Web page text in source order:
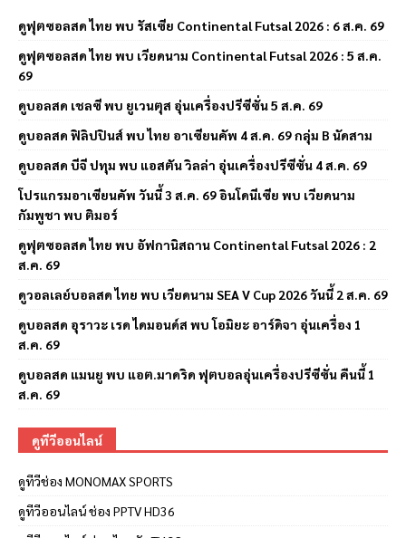
ดูฟุตซอลสด ไทย พบ รัสเซีย Continental Futsal 2026 : 6 ส.ค. 69
ดูฟุตซอลสด ไทย พบ เวียดนาม Continental Futsal 2026 : 5 ส.ค.
69
ดูบอลสด เชลซี พบ ยูเวนตุส อุ่นเครื่องปรีซีซั่น 5 ส.ค. 69
ดูบอลสด ฟิลิปปินส์ พบ ไทย อาเซียนคัพ 4 ส.ค. 69 กลุ่ม B นัดสาม
ดูบอลสด บีจี ปทุม พบ แอสตัน วิลล่า อุ่นเครื่องปรีซีซั่น 4 ส.ค. 69
โปรแกรมอาเซียนคัพ วันนี้ 3 ส.ค. 69 อินโดนีเซีย พบ เวียดนาม
กัมพูชา พบ ติมอร์
ดูฟุตซอลสด ไทย พบ อัฟกานิสถาน Continental Futsal 2026 : 2
ส.ค. 69
ดูวอลเลย์บอลสด ไทย พบ เวียดนาม SEA V Cup 2026 วันนี้ 2 ส.ค. 69
ดูบอลสด อุราวะ เรด ไดมอนด์ส พบ โอมิยะ อาร์ดิจา อุ่นเครื่อง 1
ส.ค. 69
ดูบอลสด แมนยู พบ แอต.มาดริด ฟุตบอลอุ่นเครื่องปรีซีซั่น คืนนี้ 1
ส.ค. 69
ดูทีวีออนไลน์
ดูทีวีช่อง MONOMAX SPORTS
ดูทีวีออนไลน์ ช่อง PPTV HD36